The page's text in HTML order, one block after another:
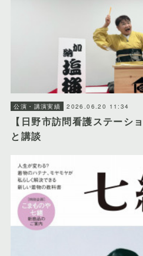
公演・講演実績 2026.06.20 11:34
【日野市訪問看護ステーシ
と講談